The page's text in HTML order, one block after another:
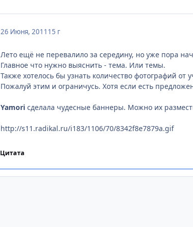
26 Июня, 2011 15 г
Лето ещё не перевалило за середину, но уже пора
Главное что нужно выяснить - тема. Или темы.
Также хотелось бы узнать количество фотографий от
Пожалуй этим и ограничусь. Хотя если есть
Yamori сделала чудесные баннеры. Можно их
http://s11.radikal.ru/i183/1106/70/8342f8e7879a.gif
Цитата